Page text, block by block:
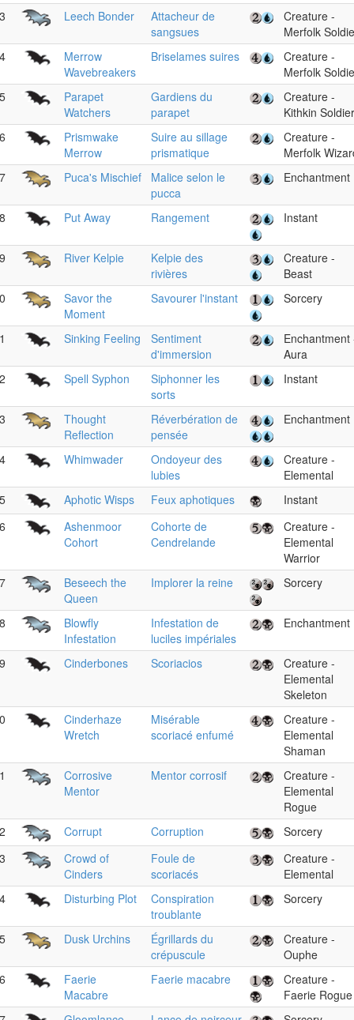
Leech Bonder
Attacheur de
sangsues
Creature -
Merfolk
Merrow
Wavebreakers
Briselames suires
Creature -
Merfolk
Parapet
Watchers
Gardiens du
parapet
Creature -
Kithkin Soldier
Prismwake
Merrow
Suire au sillage
prismatique
Creature -
Merfolk
Puca's Mischief
Malice selon le
pucca
Enchantment
Put Away Rangement Instant
River Kelpie
Kelpie des
rivières
Creature -
Beast
Savor the
Moment
Savourer l'instant Sorcery
Sinking Feeling
Sentiment
d'immersion
Enchantment
Aura
Spell Syphon
Siphonner les
sorts
Instant
Thought
Reflection
Réverbération de
pensée
Enchantment
Whimwader
Ondoyeur des
lubies
Creature -
Elemental
Aphotic Wisps Feux aphotiques
Instant
Ashenmoor
Cohort
Cohorte de
Cendrelande
Creature -
Elemental
Warrior
Beseech the
Queen
Implorer la reine Sorcery
Blowfly
Infestation
Infestation de
luciles impériales
Enchantment
Cinderbones Scoriacios
Creature -
Elemental
Skeleton
Cinderhaze
Wretch
Misérable
scoriacé enfumé
Creature -
Elemental
Shaman
Corrosive
Mentor
Mentor corrosif
Creature -
Elemental
Rogue
Corrupt Corruption
Sorcery
Crowd of
Cinders
Foule de
scoriacés
Creature -
Elemental
Disturbing Plot
Conspiration
troublante
Sorcery
Dusk Urchins
Égrillards du
crépuscule
Creature -
Ouphe
Faerie
Macabre
Faerie macabre
Creature -
Faerie Rogue